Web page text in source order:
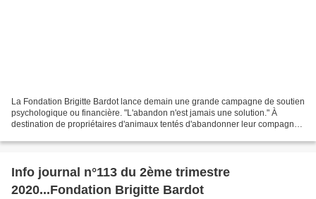
La Fondation Brigitte Bardot lance demain une grande campagne de soutien
psychologique ou financière. "L'abandon n'est jamais une solution." À
destination de propriétaires d'animaux tentés d'abandonner leur compagnon
Info journal n°113 du 2ème trimestre
2020...Fondation Brigitte Bardot